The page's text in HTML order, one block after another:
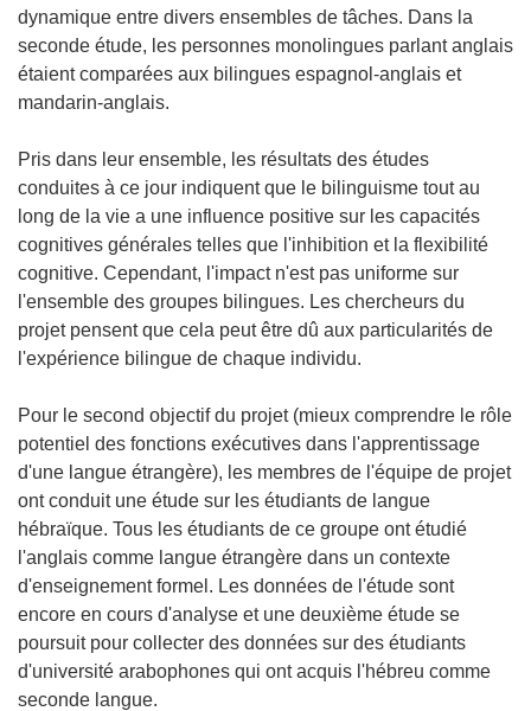
dynamique entre divers ensembles de tâches. Dans la
seconde étude, les personnes monolingues parlant anglais
étaient comparées aux bilingues espagnol-anglais et
mandarin-anglais.
Pris dans leur ensemble, les résultats des études
conduites à ce jour indiquent que le bilinguisme tout au
long de la vie a une influence positive sur les capacités
cognitives générales telles que l'inhibition et la flexibilité
cognitive. Cependant, l'impact n'est pas uniforme sur
l'ensemble des groupes bilingues. Les chercheurs du
projet pensent que cela peut être dû aux particularités de
l'expérience bilingue de chaque individu.
Pour le second objectif du projet (mieux comprendre le rôle
potentiel des fonctions exécutives dans l'apprentissage
d'une langue étrangère), les membres de l'équipe de projet
ont conduit une étude sur les étudiants de langue
hébraïque. Tous les étudiants de ce groupe ont étudié
l'anglais comme langue étrangère dans un contexte
d'enseignement formel. Les données de l'étude sont
encore en cours d'analyse et une deuxième étude se
poursuit pour collecter des données sur des étudiants
d'université arabophones qui ont acquis l'hébreu comme
seconde langue.